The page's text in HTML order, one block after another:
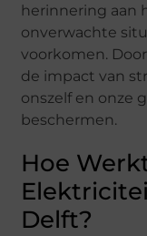
herinnering aan
onverwachte
voorkomen.
de impact van
onszelf en onze
beschermen.
Hoe
Delft?